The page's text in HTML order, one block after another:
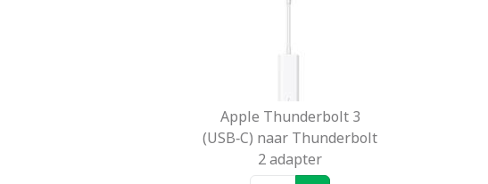
Apple Thunderbolt 3
(USB‑C) naar Thunderbolt
2 adapter